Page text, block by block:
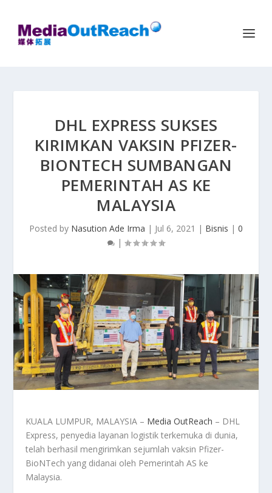
DHL EXPRESS SUKSES
KIRIMKAN VAKSIN PFIZER-
BIONTECH SUMBANGAN
PEMERINTAH AS KE
MALAYSIA
Posted by Nasution Ade Irma | Jul 6, 2021 | Bisnis | 0
|
KUALA LUMPUR, MALAYSIA – Media OutReach – DHL
Express, penyedia layanan logistik terkemuka di dunia,
telah berhasil mengirimkan sejumlah vaksin Pfizer-
BioNTech yang didanai oleh Pemerintah AS ke
Malaysia.